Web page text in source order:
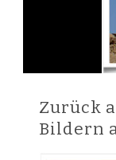
Zurück
Bildern